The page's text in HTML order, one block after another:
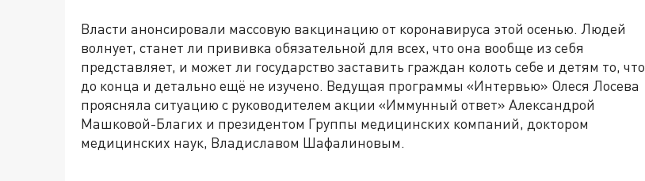
Власти анонсировали массовую вакцинацию от коронавируса этой осенью. Людей
волнует, станет ли прививка обязательной для всех, что она вообще из себя
представляет, и может ли государство заставить граждан колоть себе и детям то, что
до конца и детально ещё не изучено. Ведущая программы «Интервью» Олеся Лосева
проясняла ситуацию с руководителем акции «Иммунный ответ» Александрой
Машковой-Благих и президентом Группы медицинских компаний, доктором
медицинских наук, Владиславом Шафалиновым.